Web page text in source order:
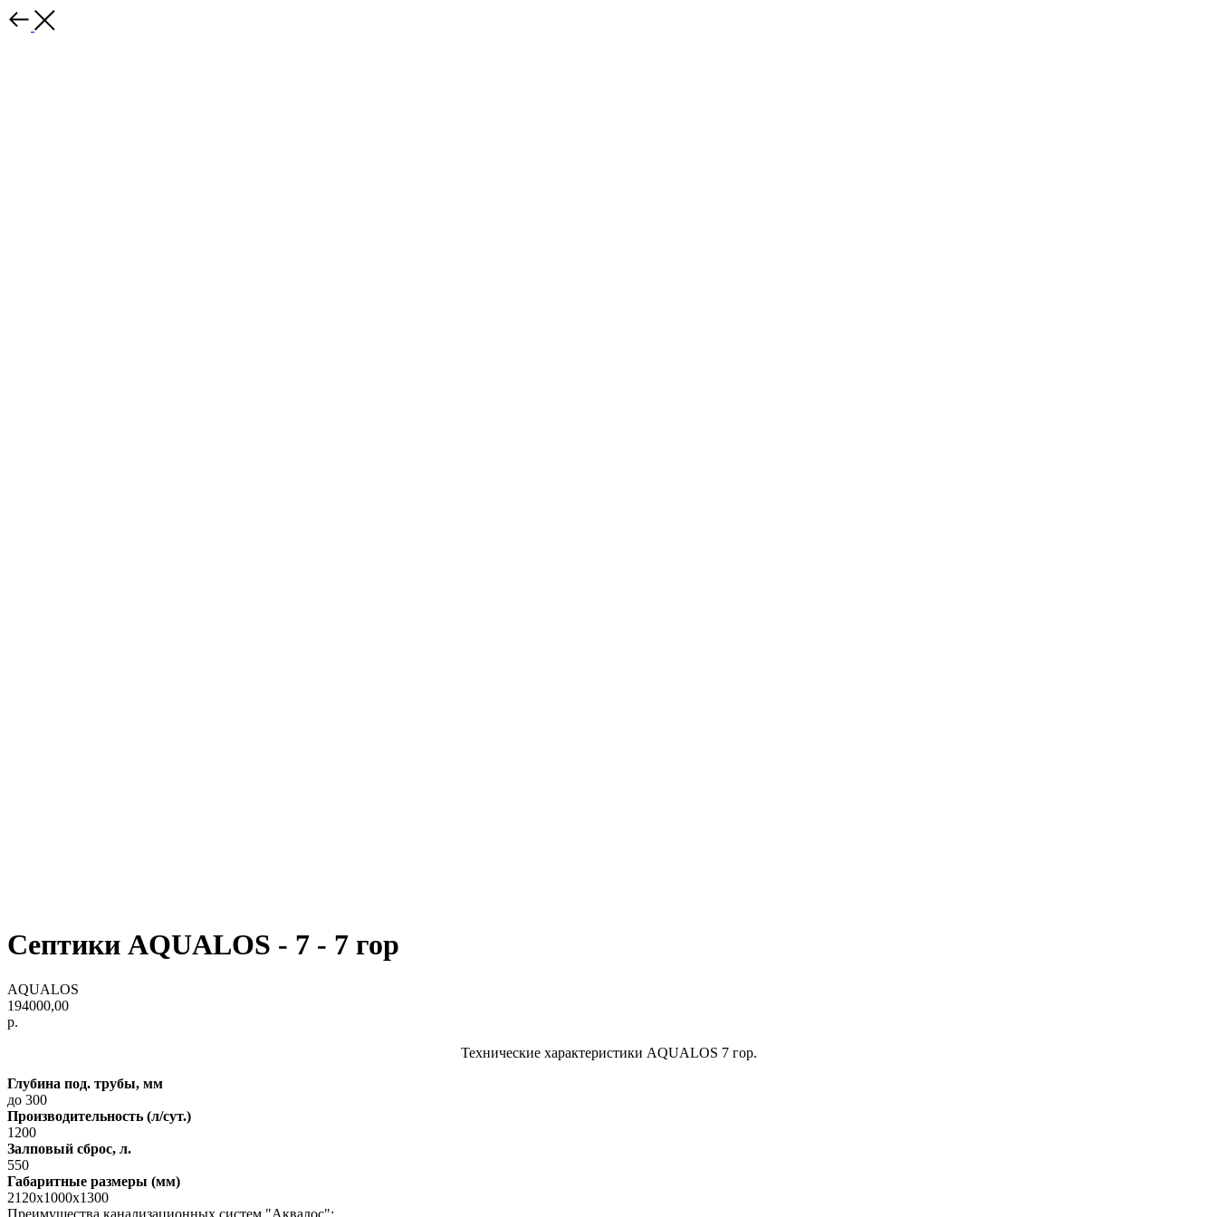
Септики AQUALOS - 7 - 7 гор
AQUALOS
194000,00
р.
Технические характеристики AQUALOS 7 гор.
Глубина под. трубы, мм
до 300
Производительность (л/сут.)
1200
Залповый сброс, л.
550
Габаритные размеры (мм)
2120х1000х1300
Преимущества канализационных систем "Аквалос":